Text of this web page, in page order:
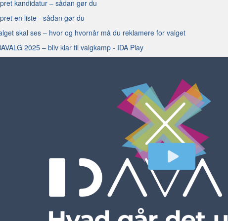
kandidatur – sådan gør du
en liste - sådan gør du
skal ses – hvor og hvornår må du reklamere for valget
2025 – bliv klar til valgkamp - IDA Play